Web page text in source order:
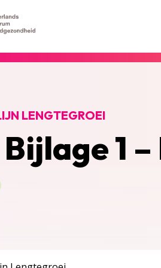
Bijlage 1
LENGTEGROEI